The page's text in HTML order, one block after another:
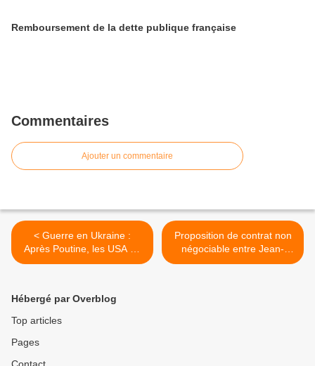
Remboursement de la dette publique française
Commentaires
Ajouter un commentaire
< Guerre en Ukraine :
Après Poutine, les USA en
sont coresponsables ! ! !
Proposition de contrat non
négociable entre Jean-
Pierre Llabrés et Macron >
Hébergé par Overblog
Top articles
Pages